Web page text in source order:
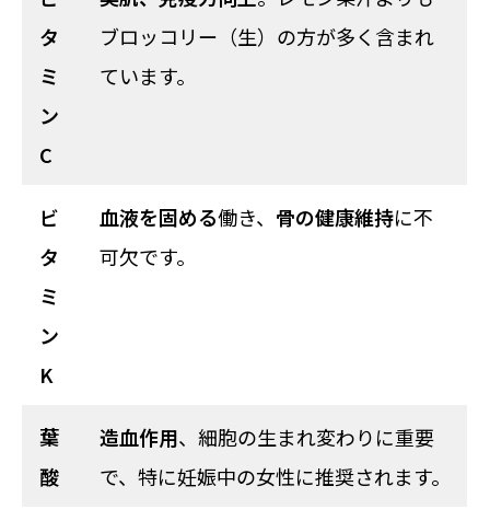
タ
ミ
ン
C
ブロッコリー（生）の方が多く含まれ
ています。
ビ
タ
ミ
ン
K
血液を固める働き、 骨の健康維持に不
可欠です。
葉
酸
造血作用、細胞の生まれ変わりに重要
で、特に妊娠中の女性に推奨されます。